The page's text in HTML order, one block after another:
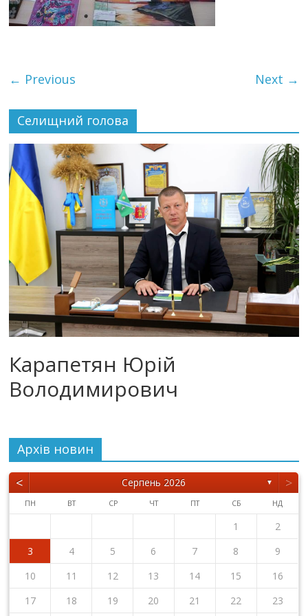
← Previous Next →
Селищний голова
Карапетян Юрій
Володимирович
Архiв новин
< Серпень 2026 ▼ >
ПН ВТ СР ЧТ ПТ СБ НД
1
2
3
4 5 6 7 8
9
10
11 12 13 14 15
16
17
18 19 20 21 22
23